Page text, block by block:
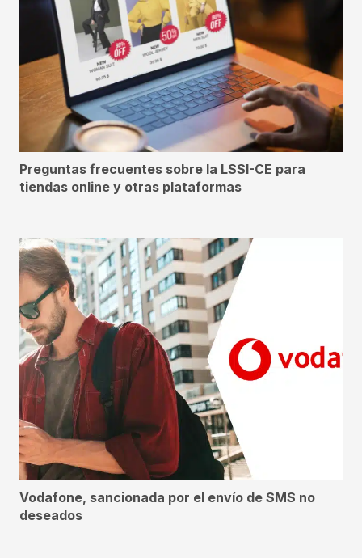
Preguntas frecuentes sobre la LSSI-CE para
tiendas online y otras plataformas
Vodafone, sancionada por el envío de SMS no
deseados